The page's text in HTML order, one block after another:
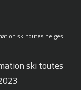
ski toutes